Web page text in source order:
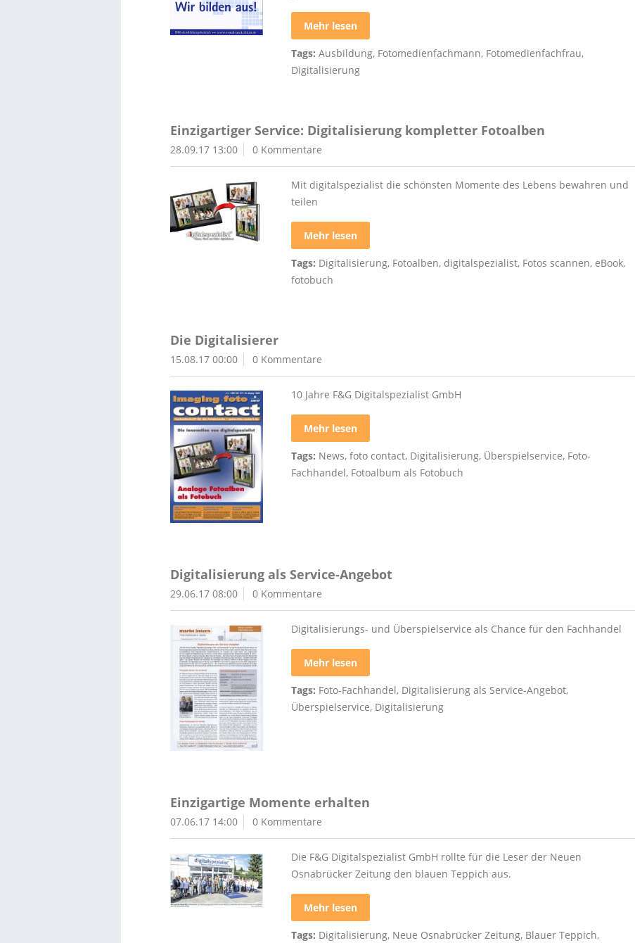
Mehr lesen
Tags: Ausbildung, Fotomedienfachmann, Fotomedienfachfrau,
Digitalisierung
Einzigartiger Service: Digitalisierung kompletter Fotoalben
28.09.17 13:00 0 Kommentare
Mit digitalspezialist die schönsten Momente des Lebens bewahren und
teilen
Mehr lesen
Tags: Digitalisierung, Fotoalben, digitalspezialist, Fotos scannen, eBook,
fotobuch
Die Digitalisierer
15.08.17 00:00 0 Kommentare
10 Jahre F&G Digitalspezialist GmbH
Mehr lesen
Tags: News,foto contact, Digitalisierung, Überspielservice, Foto-
Fachhandel, Fotoalbum als Fotobuch
Digitalisierung als Service-Angebot
29.06.17 08:00 0 Kommentare
Digitalisierungs- und Überspielservice als Chance für den Fachhandel
Mehr lesen
Tags: Foto-Fachhandel, Digitalisierung als Service-Angebot,
Überspielservice, Digitalisierung
Einzigartige Momente erhalten
07.06.17 14:00 0 Kommentare
Die F&G Digitalspezialist GmbH rollte für die Leser der Neuen
Osnabrücker Zeitung den blauen Teppich aus.
Mehr lesen
Tags: Digitalisierung, Neue Osnabrücker Zeitung, Blauer Teppich,